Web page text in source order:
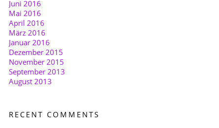
Juni 2016
Mai 2016
April 2016
März 2016
Januar 2016
Dezember 2015
November 2015
September 2013
August 2013
RECENT COMMENTS